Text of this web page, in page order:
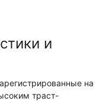
и
на
траст-